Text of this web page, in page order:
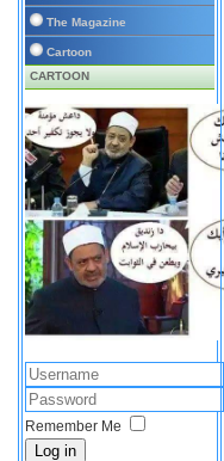
The Magazine
Cartoon
CARTOON
Remember Me
Log in